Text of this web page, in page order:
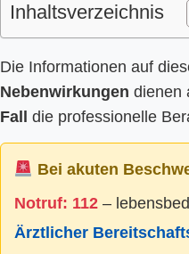
Inhaltsverzeichnis
Die Informationen auf
Nebenwirkungen dienen
Fall die professionelle
Bei akuten
Notruf: 112 –
Ärztlicher